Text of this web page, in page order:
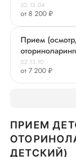
02.13.04
от 8 200 ₽
Прием
02.13.10
от 7 200 ₽
ПРИЕМ
ДЕТСКИЙ)